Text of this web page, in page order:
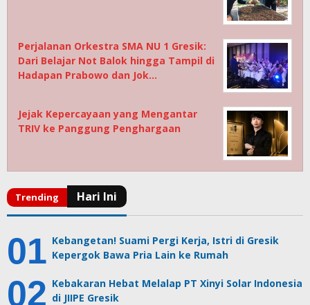
Perjalanan Orkestra SMA NU 1 Gresik:
Dari Belajar Not Balok hingga Tampil di
Hadapan Prabowo dan Jok…
Jejak Kepercayaan yang Mengantar
TRIV ke Panggung Penghargaan
Kebangetan! Suami Pergi Kerja, Istri di Gresik
Kepergok Bawa Pria Lain ke Rumah
Kebakaran Hebat Melalap PT Xinyi Solar Indonesia
di JIIPE Gresik